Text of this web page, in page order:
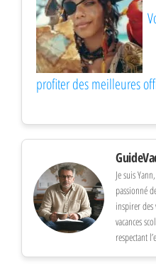
profiter des meilleures
Je suis
passionné
inspirer des
vacances
respectant